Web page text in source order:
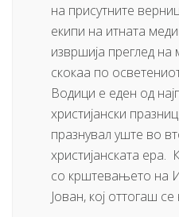
на присутните
екипи на итната
извршија преглед
скокаа по
Водици е еден од
христијански
празнувал уште во
христијанската ера.
со крштевањето на
Јован, кој оттогаш